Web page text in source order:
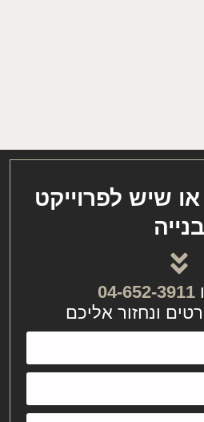
שיש לפרוייקט
בנייה
04-652-3911
ונחזור אליכם